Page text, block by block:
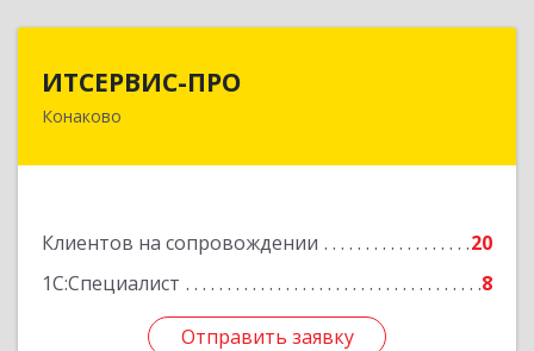
ИТСЕРВИС-ПРО
Конаково
Клиентов на сопровождении
20
1С:Специалист
8
Отправить заявку
171252, Тверская обл, Конаковский р-н,
Отправить заявку